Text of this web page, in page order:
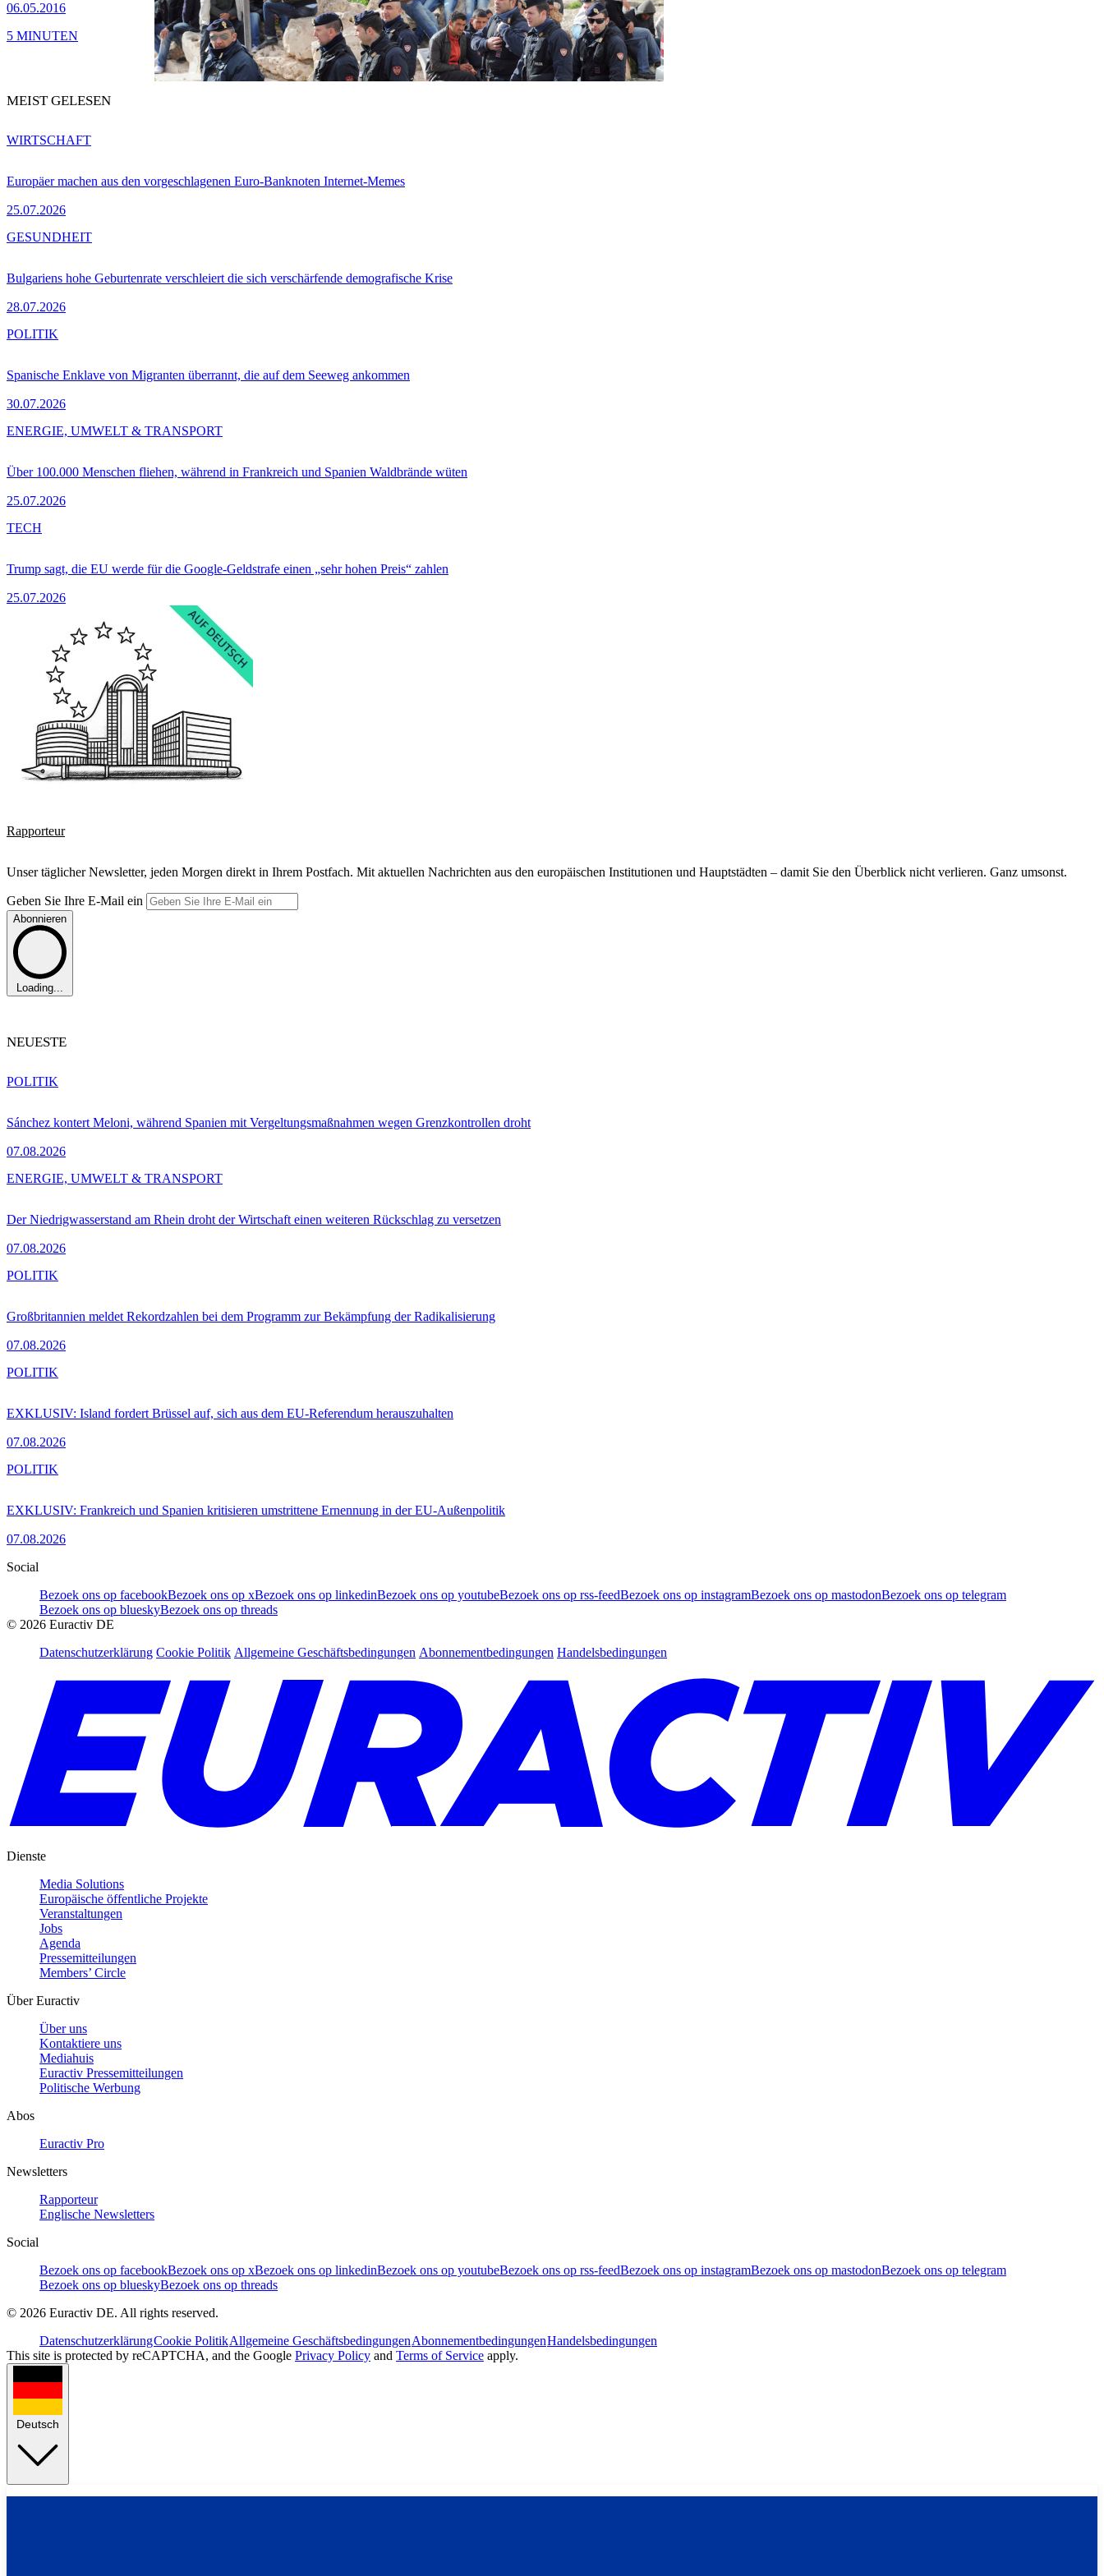
06.05.2016
5 MINUTEN
MEIST GELESEN
Europäer machen aus den vorgeschlagenen Euro-Banknoten Internet-Memes
25.07.2026
WIRTSCHAFT
Bulgariens hohe Geburtenrate verschleiert die sich verschärfende demografische Krise
28.07.2026
GESUNDHEIT
Spanische Enklave von Migranten überrannt, die auf dem Seeweg ankommen
30.07.2026
POLITIK
Über 100.000 Menschen fliehen, während in Frankreich und Spanien Waldbrände wüten
25.07.2026
ENERGIE, UMWELT & TRANSPORT
Trump sagt, die EU werde für die Google-Geldstrafe einen „sehr hohen Preis“ zahlen
25.07.2026
TECH
Rapporteur
Unser täglicher Newsletter, jeden Morgen direkt in Ihrem Postfach. Mit aktuellen Nachrichten aus den europäischen Institutionen und Hauptstädten – damit Sie den Überblick nicht verlieren. Ganz umsonst.
Geben Sie Ihre E-Mail ein
Abonnieren
Loading...
NEUESTE
Sánchez kontert Meloni, während Spanien mit Vergeltungsmaßnahmen wegen Grenzkontrollen droht
07.08.2026
POLITIK
Der Niedrigwasserstand am Rhein droht der Wirtschaft einen weiteren Rückschlag zu versetzen
07.08.2026
ENERGIE, UMWELT & TRANSPORT
Großbritannien meldet Rekordzahlen bei dem Programm zur Bekämpfung der Radikalisierung
07.08.2026
POLITIK
EXKLUSIV: Island fordert Brüssel auf, sich aus dem EU-Referendum herauszuhalten
07.08.2026
POLITIK
EXKLUSIV: Frankreich und Spanien kritisieren umstrittene Ernennung in der EU-Außenpolitik
07.08.2026
POLITIK
Social
Bezoek ons op facebookBezoek ons op xBezoek ons op linkedinBezoek ons op youtubeBezoek ons op rss-feedBezoek ons op instagramBezoek ons op mastodonBezoek ons op telegram
Bezoek ons op blueskyBezoek ons op threads
© 2026 Euractiv DE
Datenschutzerklärung Cookie Politik Allgemeine Geschäftsbedingungen Abonnementbedingungen Handelsbedingungen
Dienste
Media Solutions
Europäische öffentliche Projekte
Veranstaltungen
Jobs
Agenda
Pressemitteilungen
Members’ Circle
Über Euractiv
Über uns
Kontaktiere uns
Mediahuis
Euractiv Pressemitteilungen
Politische Werbung
Abos
Euractiv Pro
Newsletters
Rapporteur
Englische Newsletters
Social
Bezoek ons op facebookBezoek ons op xBezoek ons op linkedinBezoek ons op youtubeBezoek ons op rss-feedBezoek ons op instagramBezoek ons op mastodonBezoek ons op telegram
Bezoek ons op blueskyBezoek ons op threads
© 2026 Euractiv DE. All rights reserved.
DatenschutzerklärungCookie PolitikAllgemeine GeschäftsbedingungenAbonnementbedingungenHandelsbedingungen
This site is protected by reCAPTCHA, and the Google Privacy Policy and Terms of Service apply.
Deutsch